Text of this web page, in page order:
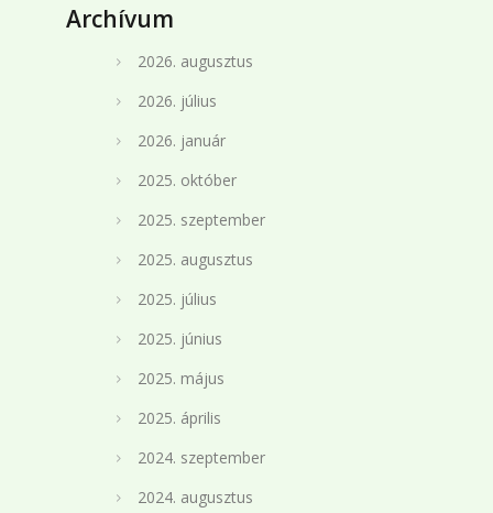
Archívum
2026. augusztus
2026. július
2026. január
2025. október
2025. szeptember
2025. augusztus
2025. július
2025. június
2025. május
2025. április
2024. szeptember
2024. augusztus